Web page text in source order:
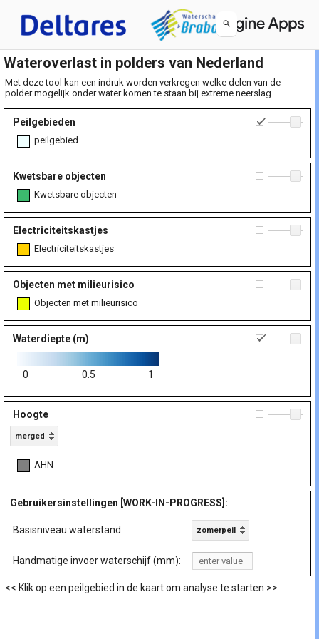
Wateroverlast in polders van Nederland
Met deze tool kan een indruk worden verkregen welke delen van de
polder mogelijk onder water komen te staan bij extreme neerslag.
Peilgebieden
peilgebied
Kwetsbare objecten
Kwetsbare objecten
Electriciteitskastjes
Electriciteitskastjes
Objecten met milieurisico
Objecten met milieurisico
Waterdiepte (m)
0 0.5 1
Hoogte
merged
AHN
Gebruikersinstellingen [WORK-IN-PROGRESS]:
Basisniveau waterstand: zomerpeil
Handmatige invoer waterschijf (mm):
<< Klik op een peilgebied in de kaart om analyse te starten >>